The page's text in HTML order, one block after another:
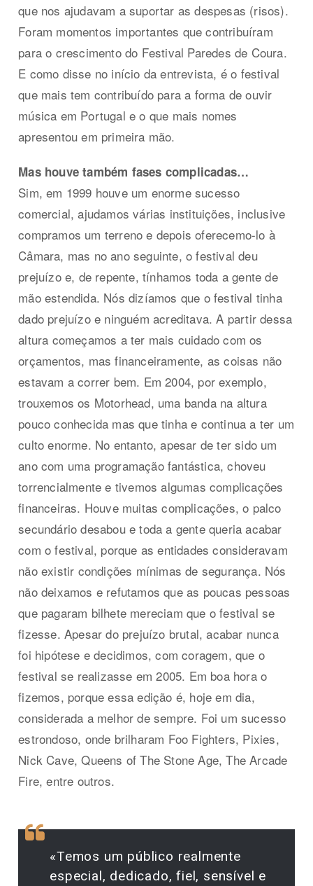
que nos ajudavam a suportar as despesas (risos).
Foram momentos importantes que contribuíram
para o crescimento do Festival Paredes de Coura.
E como disse no início da entrevista, é o festival
que mais tem contribuído para a forma de ouvir
música em Portugal e o que mais nomes
apresentou em primeira mão.
Mas houve também fases complicadas…
Sim, em 1999 houve um enorme sucesso
comercial, ajudamos várias instituições, inclusive
compramos um terreno e depois oferecemo-lo à
Câmara, mas no ano seguinte, o festival deu
prejuízo e, de repente, tínhamos toda a gente de
mão estendida. Nós dizíamos que o festival tinha
dado prejuízo e ninguém acreditava. A partir dessa
altura começamos a ter mais cuidado com os
orçamentos, mas financeiramente, as coisas não
estavam a correr bem. Em 2004, por exemplo,
trouxemos os Motorhead, uma banda na altura
pouco conhecida mas que tinha e continua a ter um
culto enorme. No entanto, apesar de ter sido um
ano com uma programação fantástica, choveu
torrencialmente e tivemos algumas complicações
financeiras. Houve muitas complicações, o palco
secundário desabou e toda a gente queria acabar
com o festival, porque as entidades consideravam
não existir condições mínimas de segurança. Nós
não deixamos e refutamos que as poucas pessoas
que pagaram bilhete mereciam que o festival se
fizesse. Apesar do prejuízo brutal, acabar nunca
foi hipótese e decidimos, com coragem, que o
festival se realizasse em 2005. Em boa hora o
fizemos, porque essa edição é, hoje em dia,
considerada a melhor de sempre. Foi um sucesso
estrondoso, onde brilharam Foo Fighters, Pixies,
Nick Cave, Queens of The Stone Age, The Arcade
Fire, entre outros.
«Temos um público realmente
especial, dedicado, fiel, sensível e